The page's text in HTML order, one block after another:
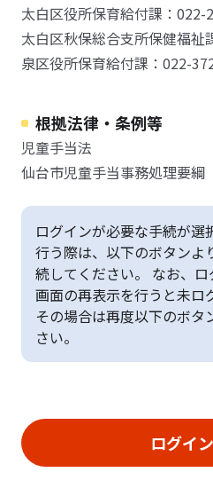
太白区役所保育給付課：022-
太白区秋保総合支所保健福祉
泉区役所保育給付課：022-
根拠法律・条例等
児童手当法
仙台市児童手当事務処理要綱
ログインが必要な手続が選
行う際は、以下のボタンよ
続してください。 なお、
画面の再表示を行うと未ロ
その場合は再度以下のボタ
さい。